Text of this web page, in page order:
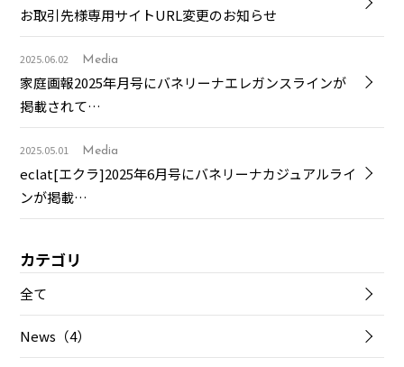
お取引先様専用サイトURL変更のお知らせ
2025.06.02 Media
家庭画報2025年月号にバネリーナエレガンスラインが
掲載されて…
2025.05.01 Media
eclat[エクラ]2025年6月号にバネリーナカジュアルライ
ンが掲載…
カテゴリ
全て
News（4）